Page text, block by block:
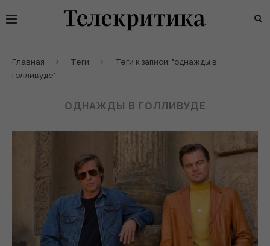
Главная Теги
Теги к записи: "однажды в
голливуде"
ОДНАЖДЫ В ГОЛЛИВУДЕ